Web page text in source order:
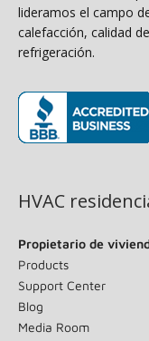
lideramos el campo
calefacción, calidad
refrigeración.
HVAC
Propietario de
Products
Support Center
Blog
Media Room